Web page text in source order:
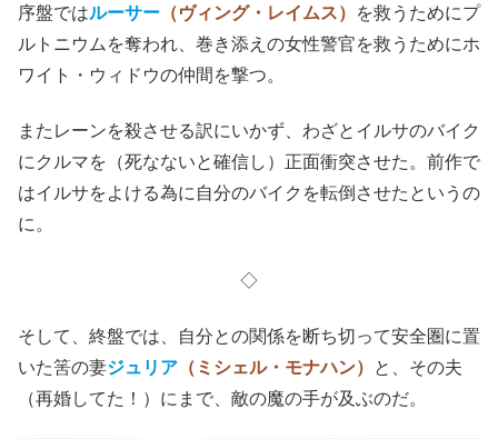
序盤ではルーサー （ヴィング・レイムス）
を救うためにプ
ルトニウムを奪われ、巻き添えの女性警官を救うためにホ
ワイト・ウィドウの仲間を撃つ。
またレーンを殺させる訳にいかず、わざとイルサのバイク
にクルマを（死なないと確信し）正面衝突させた。前作で
はイルサをよける為に自分のバイクを転倒させたというの
に。
◇
そして、終盤では、自分との関係を断ち切って安全圏に置
いた筈の妻ジュリア （ミシェル・モナハン）
と、その夫
（再婚してた！）にまで、敵の魔の手が及ぶのだ。